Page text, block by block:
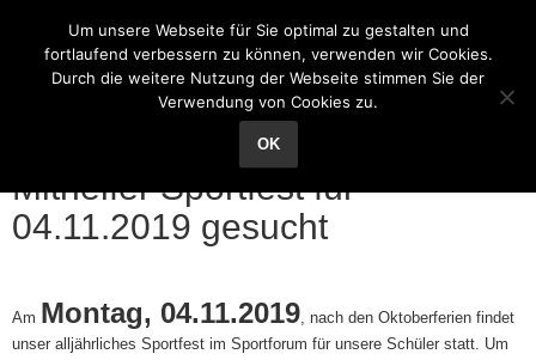
15Sep.
Mithelfer Sportfest für
04.11.2019 gesucht
Am Montag, 04.11.2019, nach den Oktoberferien findet
unser alljährliches Sportfest im Sportforum für unsere Schüler statt. Um
Grundschule Reichenhain
Um unsere Webseite für Sie optimal zu gestalten und
fortlaufend verbessern zu können, verwenden wir Cookies.
Durch die weitere Nutzung der Webseite stimmen Sie der
Verwendung von Cookies zu.
OK